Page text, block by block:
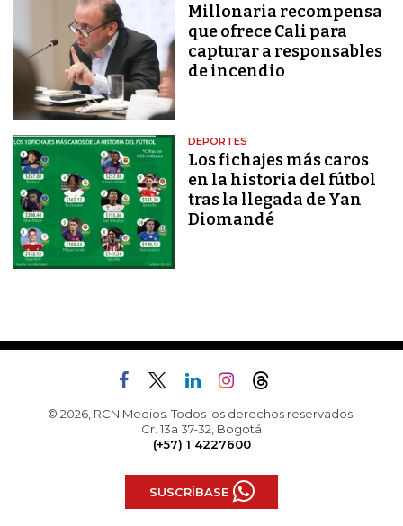
Millonaria recompensa
que ofrece Cali para
capturar a responsables
de incendio
DEPORTES
Los fichajes más caros
en la historia del fútbol
tras la llegada de Yan
Diomandé
© 2026, RCN Medios. Todos los derechos reservados.
Cr. 13a 37-32, Bogotá
(+57) 1 4227600
SUSCRÍBASE